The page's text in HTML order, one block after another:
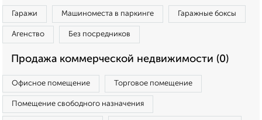
Гаражи Машиноместа в паркинге Гаражные боксы
Агенство Без посредников
Продажа коммерческой недвижимости (0)
Офисное помещение Торговое помещение
Помещение свободного назначения